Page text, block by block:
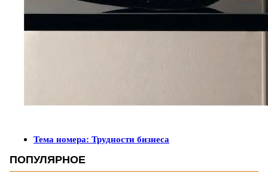
Тема номера: Трудности бизнеса
ПОПУЛЯРНОЕ